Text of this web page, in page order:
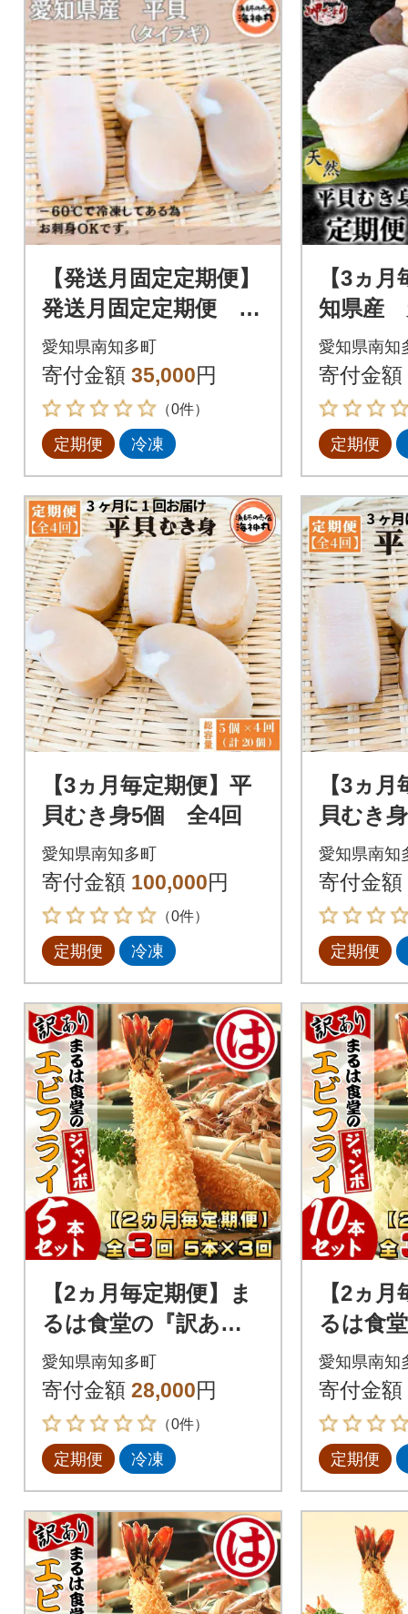
【発送月固定定期便】
発送月固定定期便 愛
知県産平貝(タイラギ)
むき身3個全3回
愛知県南知多町
寄付金額 35,000円
（0件）
定期便 冷凍
【3ヵ
知県産
身 約
愛知県南知
寄付金額
定期便
【3ヵ月毎定期便】平
貝むき身5個 全4回
愛知県南知多町
寄付金額 100,000円
（0件）
定期便 冷凍
【3ヵ
貝むき
愛知県南知
寄付金額
定期便
【2ヵ月毎定期便】ま
るは食堂の『訳あ
り』エビフライ5本セ
ット全3回
愛知県南知多町
寄付金額 28,000円
（0件）
定期便 冷凍
【2ヵ
るは食
り』エ
セット
愛知県南知
寄付金額
定期便